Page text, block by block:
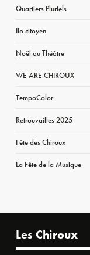
Quartiers Pluriels
Ilo citoyen
Noël au Théâtre
WE ARE CHIROUX
TempoColor
Retrouvailles 2025
Fête des Chiroux
La Fête de la Musique
Les Chiroux